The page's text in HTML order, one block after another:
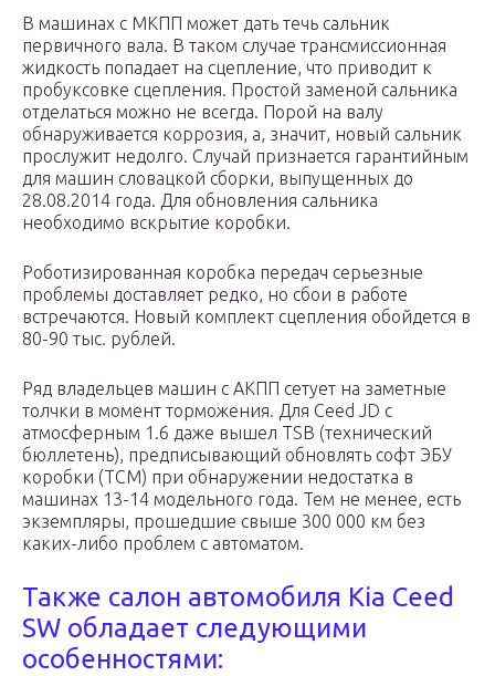
В машинах с МКПП может дать течь сальник
первичного вала. В таком случае трансмиссионная
жидкость попадает на сцепление, что приводит к
пробуксовке сцепления. Простой заменой сальника
отделаться можно не всегда. Порой на валу
обнаруживается коррозия, а, значит, новый сальник
прослужит недолго. Случай признается гарантийным
для машин словацкой сборки, выпущенных до
28.08.2014 года. Для обновления сальника
необходимо вскрытие коробки.
Роботизированная коробка передач серьезные
проблемы доставляет редко, но сбои в работе
встречаются. Новый комплект сцепления обойдется в
80-90 тыс. рублей.
Ряд владельцев машин с АКПП сетует на заметные
толчки в момент торможения. Для Ceed JD с
атмосферным 1.6 даже вышел TSB (технический
бюллетень), предписывающий обновлять софт ЭБУ
коробки (ТСМ) при обнаружении недостатка в
машинах 13-14 модельного года. Тем не менее, есть
экземпляры, прошедшие свыше 300 000 км без
каких-либо проблем с автоматом.
Также салон автомобиля Kia Ceed
SW обладает следующими
особенностями: